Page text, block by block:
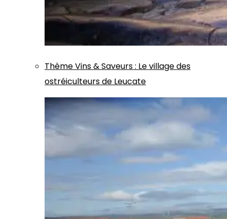
ThèmeVins & Saveurs: Le village des
ostréiculteurs de Leucate